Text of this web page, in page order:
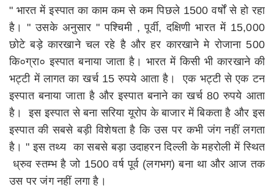
" भारत में इस्पात का काम कम से कम पिछले 1500 वर्षों से हो रहा
है। " उसके अनुसार " पश्चिमी , पूर्वी, दक्षिणी भारत में 15,000
छोटे बड़े कारखाने चल रहे है और हर कारखाने मे रोजाना 500
कि०ग्रा० इस्पात बनाया जाता है। भारत में किसी भी कारखाने की
भट्टी में लागत का खर्च 15 रुपये आता है। एक भट्टी से एक टन
इस्पात बनाया जाता है और इस्पात बनाने का खर्च 80 रुपये आता
है। इस इस्पात से बना सरिया यूरोप के बाजार में बिकता है और इस
इस्पात की सबसे बड़ी विशेषता है कि उस पर कभी जंग नहीं लगता
है। " इस तथ्य का सबसे बड़ा उदाहरन दिल्ली के महरोली में स्थित
ध्रुव स्तम्भ है जो 1500 वर्ष पूर्व (लगभग) बना था और आज तक
उस पर जंग नहीं लगा है।